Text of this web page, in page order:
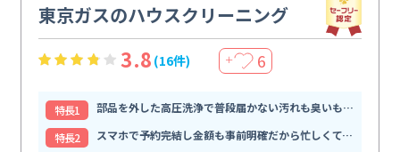
東京ガスのハウスクリーニング
3.8 (16件) ＋ 6
特⻑1
部品を外した高圧洗浄で普段届かない汚れも臭いもすっきり解消
特⻑2
スマホで予約完結し金額も事前明確だから忙しくても頼みやすい